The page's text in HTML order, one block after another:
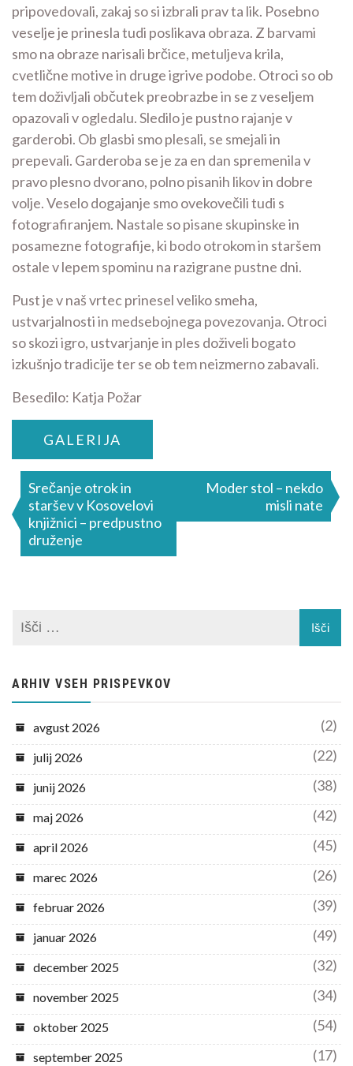
pripovedovali, zakaj so si izbrali prav ta lik. Posebno
veselje je prinesla tudi poslikava obraza. Z barvami
smo na obraze narisali brčice, metuljeva krila,
cvetlične motive in druge igrive podobe. Otroci so ob
tem doživljali občutek preobrazbe in se z veseljem
opazovali v ogledalu.Sledilo je pustno rajanje v
garderobi. Ob glasbi smo plesali, se smejali in
prepevali. Garderoba se je za en dan spremenila v
pravo plesno dvorano, polno pisanih likov in dobre
volje. Veselo dogajanje smo ovekovečili tudi s
fotografiranjem. Nastale so pisane skupinske in
posamezne fotografije, ki bodo otrokom in staršem
ostale v lepem spominu na razigrane pustne dni.
Pust je v naš vrtec prinesel veliko smeha,
ustvarjalnosti in medsebojnega povezovanja. Otroci
so skozi igro, ustvarjanje in ples doživeli bogato
izkušnjo tradicije ter se ob tem neizmerno zabavali.
Besedilo: Katja Požar
GALERIJA
Navigacija
prispevka
Srečanje otrok in
staršev v Kosovelovi
knjižnici – predpustno
druženje
Moder stol – nekdo
misli nate
ARHIV VSEH PRISPEVKOV
avgust 2026 (2)
julij 2026 (22)
junij 2026 (38)
maj 2026 (42)
april 2026 (45)
marec 2026 (26)
februar 2026 (39)
januar 2026 (49)
december 2025 (32)
november 2025 (34)
oktober 2025 (54)
september 2025 (17)